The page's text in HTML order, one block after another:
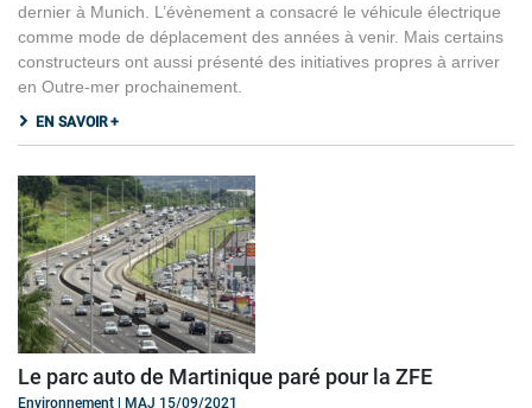
dernier à Munich. L’évènement a consacré le véhicule électrique
comme mode de déplacement des années à venir. Mais certains
constructeurs ont aussi présenté des initiatives propres à arriver
en Outre-mer prochainement.
EN SAVOIR +
Le parc auto de Martinique paré pour la ZFE
Environnement | MAJ 15/09/2021